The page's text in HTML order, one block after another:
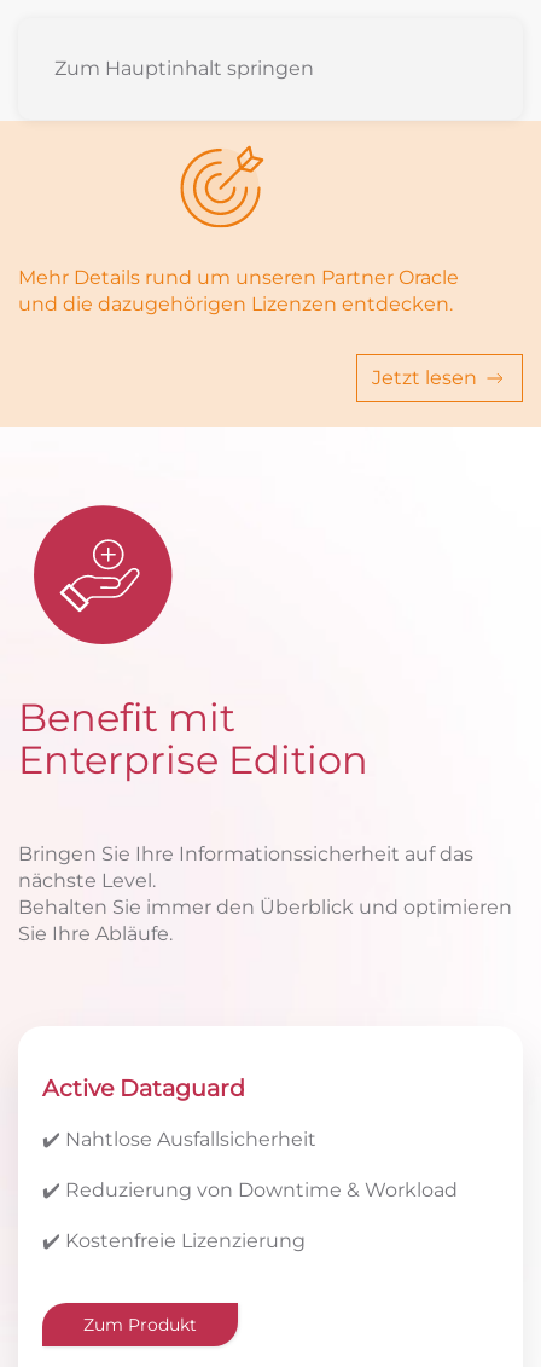
Zum Hauptinhalt springen
Mehr Details rund um unseren Partner Oracle
und die dazugehörigen Lizenzen entdecken.
Jetzt lesen
Benefit mit
Enterprise Edition
Bringen Sie Ihre Informationssicherheit auf das
nächste Level.
Behalten Sie immer den Überblick und optimieren
Sie Ihre Abläufe.
Active Dataguard
✔️ Nahtlose Ausfallsicherheit
✔️ Reduzierung von Downtime & Workload
✔️ Kostenfreie Lizenzierung
Zum Produkt